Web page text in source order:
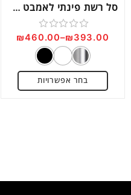
סל רשת פינתי לאמבט דגם SL6066
דורג
0
מתוך
5
₪393.00
–
₪460.00
בחר אפשרויות